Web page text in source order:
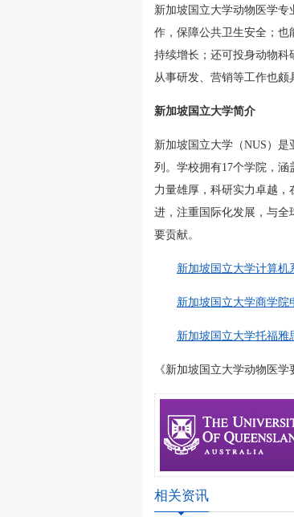
新加坡国立大学动物医学
作，保障公共卫生安全；
持续增长；还可投身动物科
从事研发、营销等工作也颇
新加坡国立大学简介
新加坡国立大学（NUS）
列。学校拥有17个学院，
力量雄厚，科研实力卓越
进，注重国际化发展，与
要贡献。
新加坡国立大学计算机
新加坡国立大学商学院
新加坡国立大学托福雅
《新加坡国立大学动物医
相关资讯